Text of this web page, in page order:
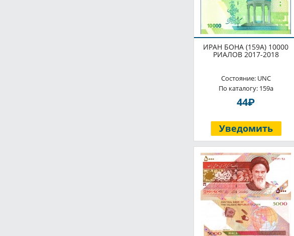
ИРАН БОНА (159A) 10000
РИАЛОВ 2017-2018
Состояние: UNC
По каталогу: 159a
44P
Уведомить